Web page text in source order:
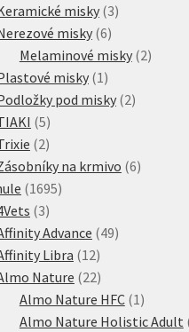
misky 33
misky 66
produktů
Melaminové misky 22
misky 11
produkt
pod misky 22
55
produktů
22
produkty
na krmivo 66
16951695
33
produkty
Advance 4949
Libra 1212
produktů
Nature 2222
produktů
Almo Nature HFC 11
produkt
Almo Nature Holistic Adult